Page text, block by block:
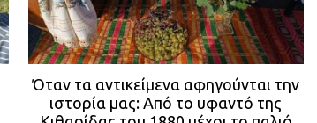
Όταν τα αντικείμενα αφηγούνται την
ιστορία μας: Από το υφαντό της